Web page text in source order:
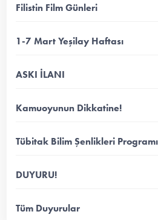
Filistin Film Günleri
1-7 Mart Yeşilay Haftası
ASKI İLANI
Kamuoyunun Dikkatine!
Tübitak Bilim Şenlikleri
DUYURU!
Tüm Duyurular